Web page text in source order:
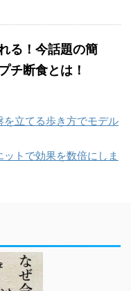
る！今話題の簡
チ断食とは！
立てる歩き方でモデル
トで効果を数倍にしま